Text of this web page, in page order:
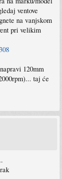
ventove
na vanjskom
pri velikim
120mm
taj će